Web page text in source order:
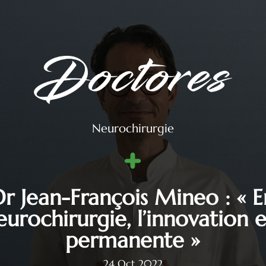
Neurochirurgie
Jean-François Mineo : «
l’innovation
permanente »